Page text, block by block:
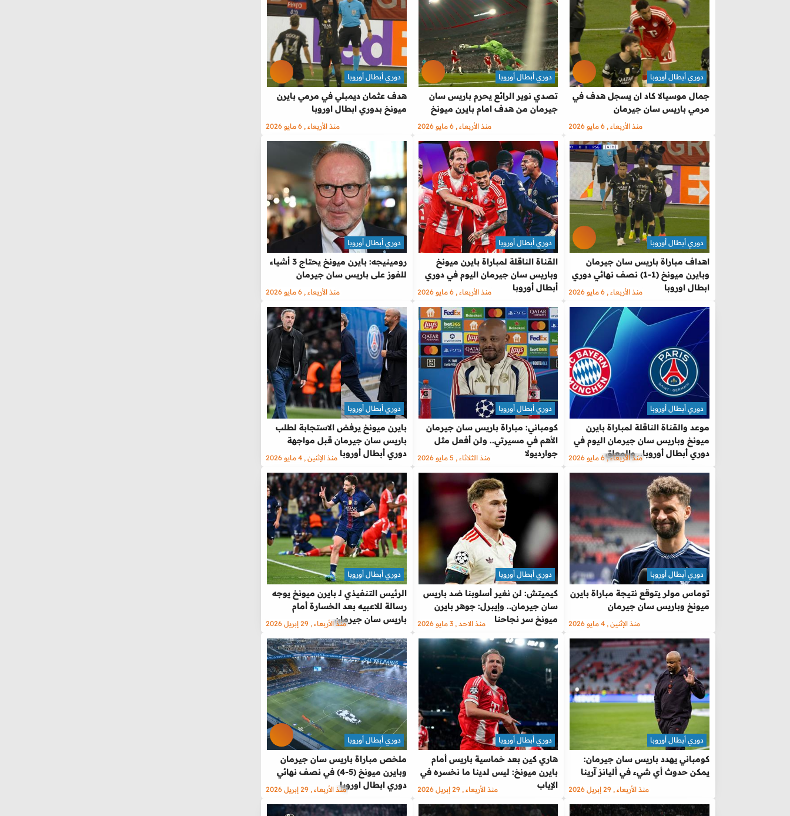
جمال موسيالا كاد ان يسجل هدف في
مرمي باريس سان جيرمان
دوري أبطال أوروبا
منذ الأربعاء , 6 مايو 2026
تصدي نوير الرائع يحرم باريس سان
جيرمان من هدف امام بايرن ميونخ
دوري أبطال أوروبا
منذ الأربعاء , 6 مايو 2026
هدف عثمان ديمبلي في مرمي بايرن
ميونخ بدوري ابطال اوروبا
دوري أبطال أوروبا
منذ الأربعاء , 6 مايو 2026
اهداف مباراة باريس سان جيرمان
وبايرن ميونخ (1-1) نصف نهائي دوري
ابطال اوروبا
دوري أبطال أوروبا
منذ الأربعاء , 6 مايو 2026
القناة الناقلة لمباراة بايرن ميونخ
وباريس سان جيرمان اليوم في دوري
أبطال أوروبا
دوري أبطال أوروبا
منذ الأربعاء , 6 مايو 2026
رومينيجه: بايرن ميونخ يحتاج 3 أشياء
للفوز على باريس سان جيرمان
دوري أبطال أوروبا
منذ الأربعاء , 6 مايو 2026
موعد والقناة الناقلة لمباراة بايرن
ميونخ وباريس سان جيرمان اليوم في
دوري أبطال أوروبا.. والمعلق
دوري أبطال أوروبا
منذ الأربعاء , 6 مايو 2026
كومباني: مباراة باريس سان جيرمان
الأهم في مسيرتي.. ولن أفعل مثل
جوارديولا
دوري أبطال أوروبا
منذ الثلاثاء , 5 مايو 2026
بايرن ميونخ يرفض الاستجابة لطلب
باريس سان جيرمان قبل مواجهة
دوري أبطال أوروبا
دوري أبطال أوروبا
منذ الإثنين , 4 مايو 2026
توماس مولر يتوقع نتيجة مباراة بايرن
ميونخ وباريس سان جيرمان
دوري أبطال أوروبا
منذ الإثنين , 4 مايو 2026
كيميتش: لن نغير أسلوبنا ضد باريس
سان جيرمان.. وإيبرل: جوهر بايرن
ميونخ سر نجاحنا
دوري أبطال أوروبا
منذ الاحد , 3 مايو 2026
الرئيس التنفيذي لـ بايرن ميونخ يوجه
رسالة للاعبيه بعد الخسارة أمام
باريس سان جيرمان
دوري أبطال أوروبا
منذ الأربعاء , 29 إبريل 2026
كومباني يهدد باريس سان جيرمان:
يمكن حدوث أي شيء في أليانز آرينا
دوري أبطال أوروبا
منذ الأربعاء , 29 إبريل 2026
هاري كين بعد خماسية باريس أمام
بايرن ميونخ: ليس لدينا ما نخسره في
الإياب
دوري أبطال أوروبا
منذ الأربعاء , 29 إبريل 2026
ملخص مباراة باريس سان جيرمان
وبايرن ميونخ (5-4) في نصف نهائي
دوري ابطال اوروبا
دوري أبطال أوروبا
منذ الأربعاء , 29 إبريل 2026